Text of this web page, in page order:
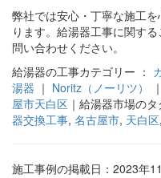
弊社では安心・丁寧な施工
ります。給湯器工事に関す
問い合わせください。
給湯器の工事カテゴリー ：
湯器 ｜ Noritz（ノーリツ） ｜
屋市天白区 ｜給湯器市場のタ
器交換工事, 名古屋市, 天白区,
施工事例の掲載日：2023年